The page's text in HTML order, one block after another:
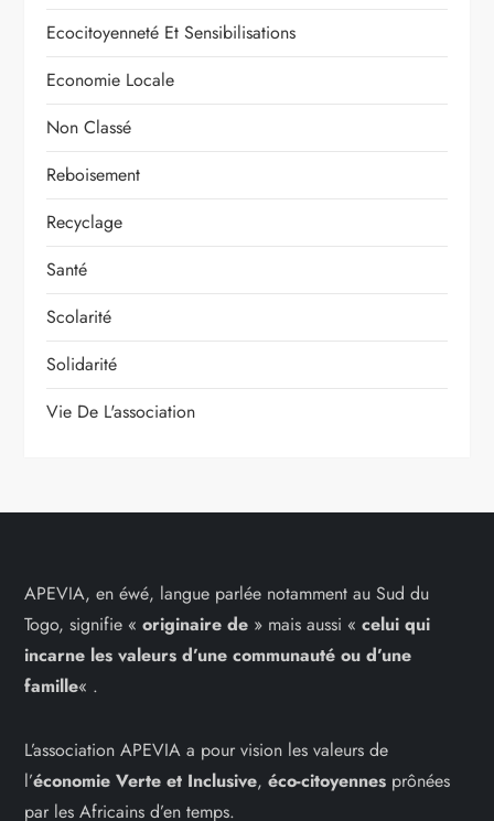
Ecocitoyenneté Et Sensibilisations
Economie Locale
Non Classé
Reboisement
Recyclage
Santé
Scolarité
Solidarité
Vie De L'association
APEVIA, en éwé, langue parlée notamment au Sud du
Togo, signifie «originaire de » mais aussi «celui qui
incarne les valeurs d’une communauté ou d’une
famille« .
L’association APEVIA a pour vision les valeurs de
l’économie Verte et Inclusive,éco-citoyennes prônées
par les Africains d’en temps.